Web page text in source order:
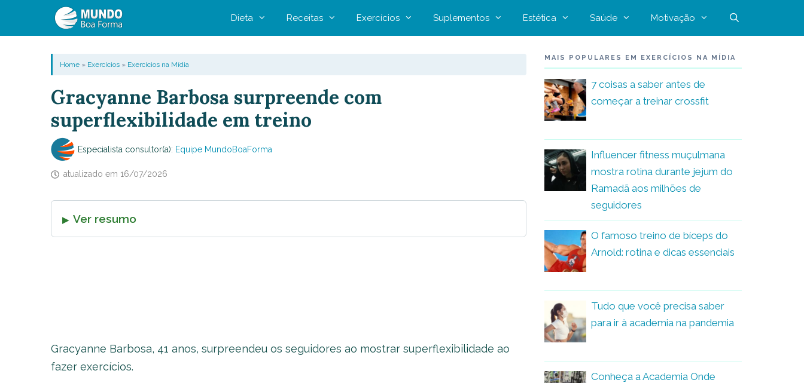
Dieta Receitas Exercícios Suplementos Estética Saúde Motivação
Home» Exercícios» Exercícios na Mídia
Gracyanne Barbosa surpreende com
superflexibilidade em treino
Especialista consultor(a): Equipe MundoBoaForma
atualizado em 16/07/2026
Ver resumo
Gracyanne Barbosa, 41 anos, surpreendeu os seguidores ao mostrar superflexibilidade ao
fazer exercícios.
MAIS POPULARES EM EXERCÍCIOS NA MÍDIA
7 coisas a saber antes de
começar a treinar crossfit
Influencer fitness muçulmana
mostra rotina durante jejum do
Ramadã aos milhões de
seguidores
O famoso treino de bíceps do
Arnold: rotina e dicas essenciais
Tudo que você precisa saber
para ir à academia na pandemia
Conheça a Academia Onde